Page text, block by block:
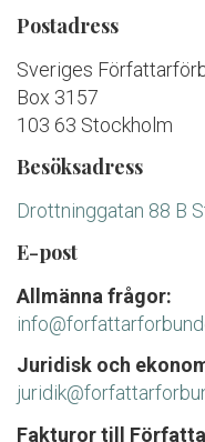
Postadress
Sveriges
Box 3157
103 63 Stockholm
Besöksadress
Drottninggatan 88 B
E-post
Allmänna frågor:
Juridisk och
Fakturor till